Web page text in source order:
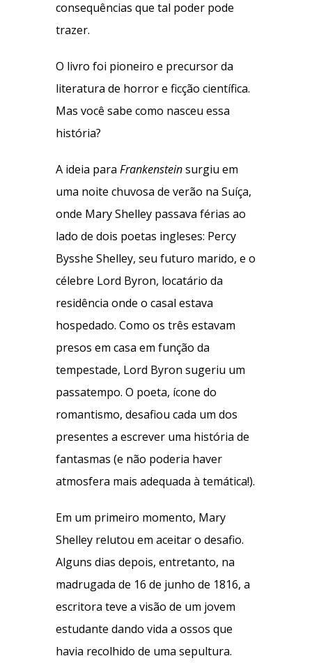
consequências que tal poder pode
trazer.
O livro foi pioneiro e precursor da
literatura de horror e ficção científica.
Mas você sabe como nasceu essa
história?
A ideia para Frankensteinsurgiu em
uma noite chuvosa de verão na Suíça,
onde Mary Shelley passava férias ao
lado de dois poetas ingleses: Percy
Bysshe Shelley, seu futuro marido, e o
célebre Lord Byron, locatário da
residência onde o casal estava
hospedado. Como os três estavam
presos em casa em função da
tempestade, Lord Byron sugeriu um
passatempo. O poeta, ícone do
romantismo, desafiou cada um dos
presentes a escrever uma história de
fantasmas (e não poderia haver
atmosfera mais adequada à temática!).
Em um primeiro momento, Mary
Shelley relutou em aceitar o desafio.
Alguns dias depois, entretanto, na
madrugada de 16 de junho de 1816, a
escritora teve a visão de um jovem
estudante dando vida a ossos que
havia recolhido de uma sepultura.